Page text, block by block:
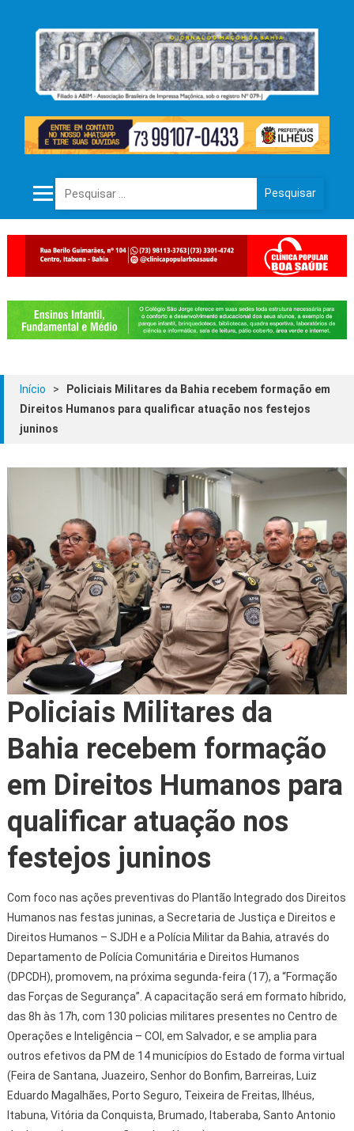
Pesquisar por:
Início >
Policiais Militares da Bahia recebem formação em
Direitos Humanos para qualificar atuação nos festejos
juninos
Policiais Militares da
Bahia recebem formação
em Direitos Humanos para
qualificar atuação nos
festejos juninos
Com foco nas ações preventivas do Plantão Integrado dos Direitos
Humanos nas festas juninas, a Secretaria de Justiça e Direitos e
Direitos Humanos – SJDH e a Polícia Militar da Bahia, através do
Departamento de Polícia Comunitária e Direitos Humanos
(DPCDH), promovem, na próxima segunda-feira (17), a “Formação
das Forças de Segurança”. A capacitação será em formato híbrido,
das 8h às 17h, com 130 policias militares presentes no Centro de
Operações e Inteligência – COI, em Salvador, e se amplia para
outros efetivos da PM de 14 municípios do Estado de forma virtual
(Feira de Santana, Juazeiro, Senhor do Bonfim, Barreiras, Luiz
Eduardo Magalhães, Porto Seguro, Teixeira de Freitas, Ilhéus,
Itabuna, Vitória da Conquista, Brumado, Itaberaba, Santo Antonio